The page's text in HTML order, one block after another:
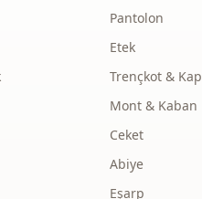
Kullanim
Pantolon
Etek
Trençkot & Kap
Mont & Kaban
Ceket
Abiye
Eşarp